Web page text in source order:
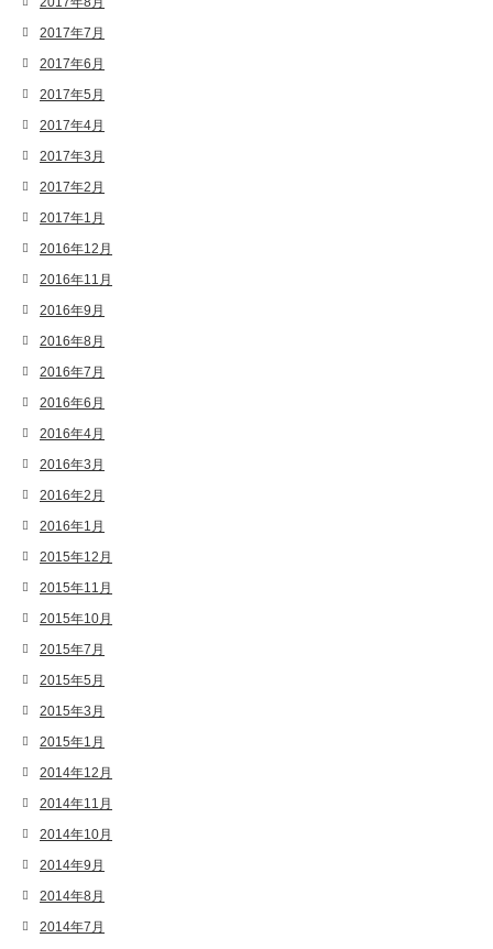
2017年7月
2017年6月
2017年5月
2017年4月
2017年3月
2017年2月
2017年1月
2016年12月
2016年11月
2016年9月
2016年8月
2016年7月
2016年6月
2016年4月
2016年3月
2016年2月
2016年1月
2015年12月
2015年11月
2015年10月
2015年7月
2015年5月
2015年3月
2015年1月
2014年12月
2014年11月
2014年10月
2014年9月
2014年8月
2014年7月